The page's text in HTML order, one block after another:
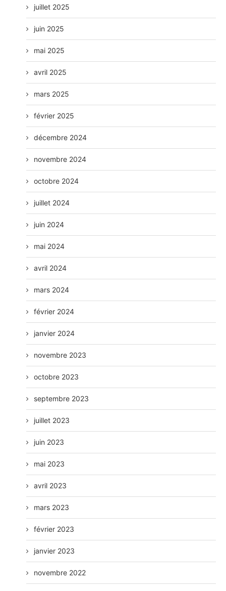
juillet 2025
juin 2025
mai 2025
avril 2025
mars 2025
février 2025
décembre 2024
novembre 2024
octobre 2024
juillet 2024
juin 2024
mai 2024
avril 2024
mars 2024
février 2024
janvier 2024
novembre 2023
octobre 2023
septembre 2023
juillet 2023
juin 2023
mai 2023
avril 2023
mars 2023
février 2023
janvier 2023
novembre 2022